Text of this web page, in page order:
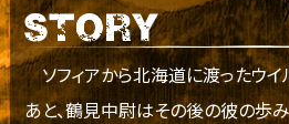
ソフィアから北海道に渡ったウ
あと、鶴見中尉はその後の彼の歩